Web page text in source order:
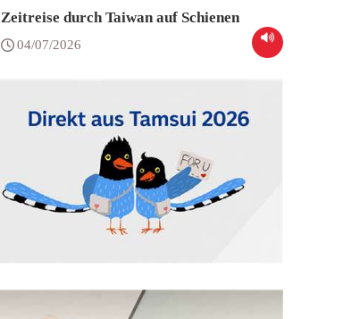
Zeitreise durch Taiwan auf Schienen
04/07/2026